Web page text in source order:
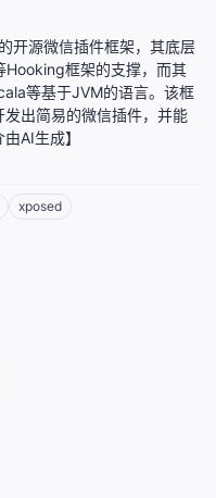
开源微信插件框架，其底层
框架的支撑，而其
等基于JVM的语言。该框
出简易的微信插件，并能
AI生成】
xposed